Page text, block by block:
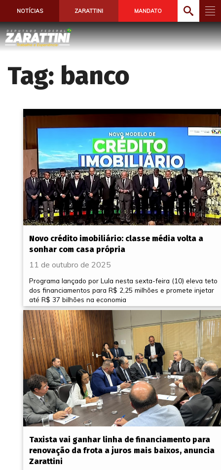
NOTÍCIAS ZARATTINI MANDATO
Tag: banco
Novo crédito imobiliário: classe média volta a
sonhar com casa própria
11 de outubro de 2025
Programa lançado por Lula nesta sexta-feira (10) eleva teto
dos financiamentos para R$ 2,25 milhões e promete injetar
até R$ 37 bilhões na economia
Taxista vai ganhar linha de financiamento para
renovação da frota a juros mais baixos, anuncia
Zarattini